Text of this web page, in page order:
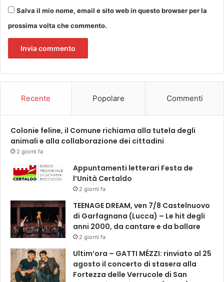
e
n
z
i
l
a
d
Salva il mio nome, email e sito web in questo browser per la
prossima volta che commento.
Recente Popolare Commenti
Colonie feline, il Comune richiama alla tutela degli
animali e alla collaborazione dei cittadini
2 giorni fa
Appuntamenti letterari Festa de
l’Unità Certaldo
2 giorni fa
TEENAGE DREAM, ven 7/8 Castelnuovo
di Garfagnana (Lucca) – Le hit degli
anni 2000, da cantare e da ballare
2 giorni fa
Ultim’ora – GATTI MÉZZI: rinviato al 25
agosto il concerto di stasera alla
Fortezza delle Verrucole di San